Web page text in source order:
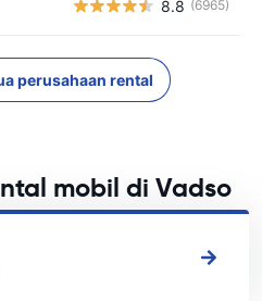
8.8 (6965)
perusahaan rental
mobil di Vadso
kami di Vadso